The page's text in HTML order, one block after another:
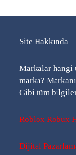
Site Hakkında
Markalar hangi
marka?
Gibi tüm
Roblox Robux
Dijital